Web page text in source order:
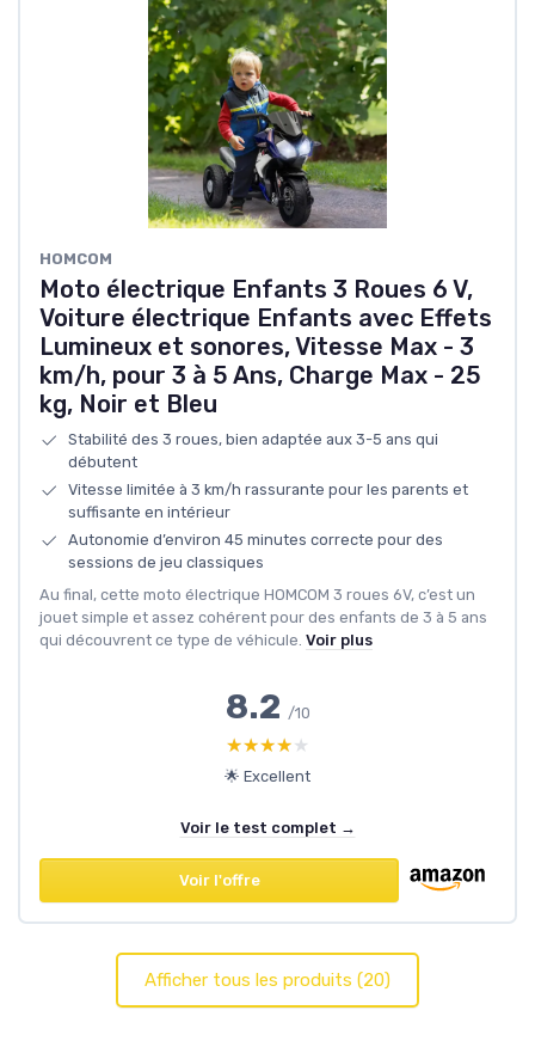
HOMCOM
Moto électrique Enfants 3 Roues 6 V,
Voiture électrique Enfants avec Effets
Lumineux et sonores, Vitesse Max - 3
km/h, pour 3 à 5 Ans, Charge Max - 25
kg, Noir et Bleu
Stabilité des 3 roues, bien adaptée aux 3-5 ans qui
débutent
Vitesse limitée à 3 km/h rassurante pour les parents et
suffisante en intérieur
Autonomie d’environ 45 minutes correcte pour des
sessions de jeu classiques
Au final, cette moto électrique HOMCOM 3 roues 6V, c’est un
jouet simple et assez cohérent pour des enfants de 3 à 5 ans
qui découvrent ce type de véhicule. Voir plus
8.2 /10
★★★★★
★★★★★
🌟 Excellent
Voir le test complet →
Voir l'offre
Afficher tous les produits (20)